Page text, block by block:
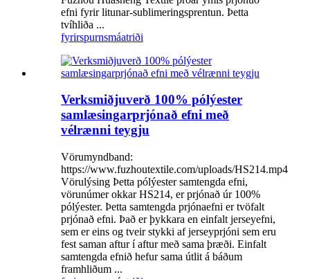
efni fyrir litunar-sublimeringsprentun. Þetta
tvíhliða ...
fyrirspurnsmáatriði
Verksmiðjuverð 100% pólýester
samlæsingarprjónað efni með
vélrænni teygju
Vörumyndband:
https://www.fuzhoutextile.com/uploads/HS214.mp4
Vörulýsing Þetta pólýester samtengda efni,
vörunúmer okkar HS214, er prjónað úr 100%
pólýester. Þetta samtengda prjónaefni er tvöfalt
prjónað efni. Það er þykkara en einfalt jerseyefni,
sem er eins og tveir stykki af jerseyprjóni sem eru
fest saman aftur í aftur með sama þræði. Einfalt
samtengda efnið hefur sama útlit á báðum
framhliðum ...